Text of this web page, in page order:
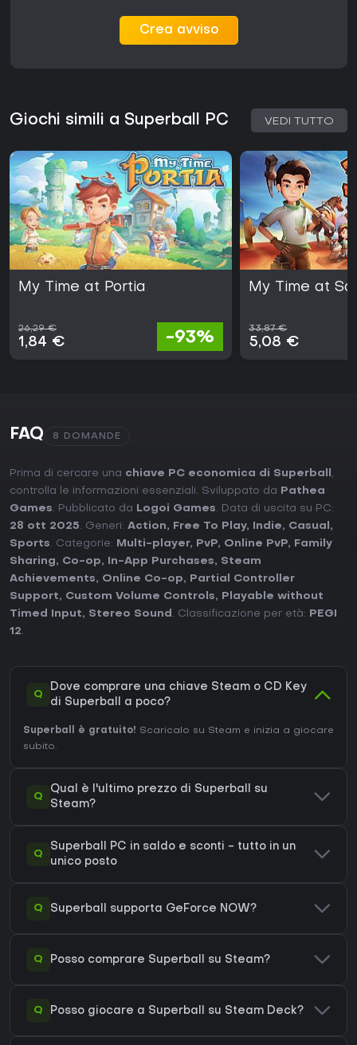
Crea avviso
Giochi simili a Superball PC VEDI TUTTO
My Time at Portia
26,29 €
1,84 € -93%
My Time at
33,87 €
5,08 €
FAQ 8 DOMANDE
Prima di cercare una chiave PC economica di Superball ,
controlla le informazioni essenziali. Sviluppato da
Pathea
Games. Pubblicato da Logoi Games. Data di uscita su PC:
28 ott 2025. Generi: Action, Free To Play, Indie, Casual ,
Sports. Categorie: Multi-player, PvP, Online PvP,
Family
Sharing, Co-op, In-App Purchases, Steam
Achievements, Online Co-op,
Partial Controller
Support, Custom Volume Controls,
Playable without
Timed Input, Stereo Sound . Classificazione per età:
PEGI
12.
Q
Dove comprare una chiave Steam o CD Key
di Superball a poco?
Superball è gratuito! Scaricalo su Steam e inizia a giocare
subito.
Q
Qual è l'ultimo prezzo di Superball su
Steam?
Q
Superball PC in saldo e sconti - tutto in un
unico posto
Q Superball supporta GeForce NOW?
Q Posso comprare Superball su Steam?
Q Posso giocare a Superball su Steam Deck?